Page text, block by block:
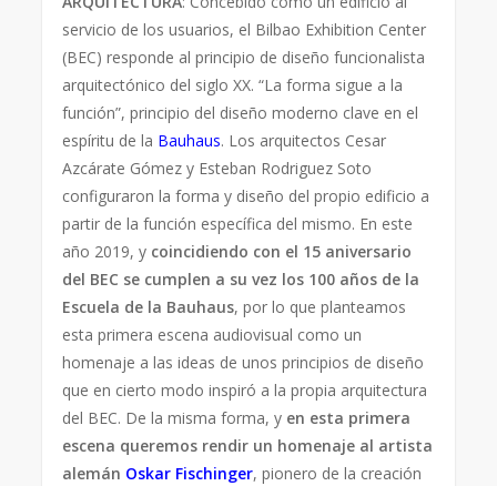
servicio de los usuarios, el Bilbao Exhibition Center
(BEC) responde al principio de diseño funcionalista
arquitectónico del siglo XX. “La forma sigue a la
función”, principio del diseño moderno clave en el
espíritu de la Bauhaus. Los arquitectos Cesar
Azcárate Gómez y Esteban Rodriguez Soto
configuraron la forma y diseño del propio edificio a
partir de la función específica del mismo. En este
año 2019, y coincidiendo con el 15 aniversario
del BEC se cumplen a su vez los 100 años de la
Escuela de la Bauhaus, por lo que planteamos
esta primera escena audiovisual como un
homenaje a las ideas de unos principios de diseño
que en cierto modo inspiró a la propia arquitectura
del BEC. De la misma forma, y en esta primera
escena queremos rendir un homenaje al artista
alemán Oskar Fischinger, pionero de la creación